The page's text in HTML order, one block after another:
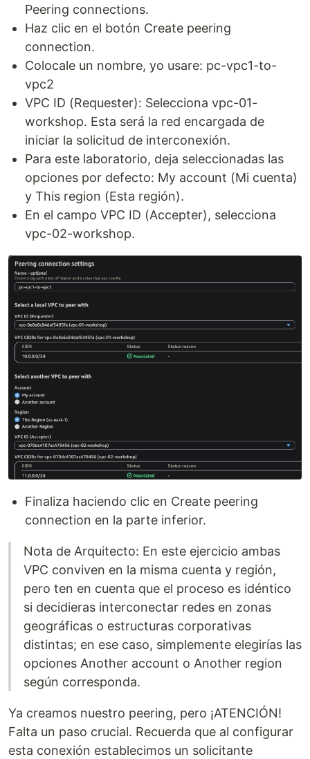
Peering connections.
Haz clic en el botón Create peering
connection.
Colocale un nombre, yo usare: pc-vpc1-to-
vpc2
VPC ID (Requester): Selecciona vpc-01-
workshop. Esta será la red encargada de
iniciar la solicitud de interconexión.
Para este laboratorio, deja seleccionadas las
opciones por defecto: My account (Mi cuenta)
y This region (Esta región).
En el campo VPC ID (Accepter), selecciona
vpc-02-workshop.
Finaliza haciendo clic en Create peering
connection en la parte inferior.
Nota de Arquitecto: En este ejercicio ambas
VPC conviven en la misma cuenta y región,
pero ten en cuenta que el proceso es idéntico
si decidieras interconectar redes en zonas
geográficas o estructuras corporativas
distintas; en ese caso, simplemente elegirías las
opciones Another account o Another region
según corresponda.
Ya creamos nuestro peering, pero ¡ATENCIÓN!
Falta un paso crucial. Recuerda que al configurar
esta conexión establecimos un solicitante